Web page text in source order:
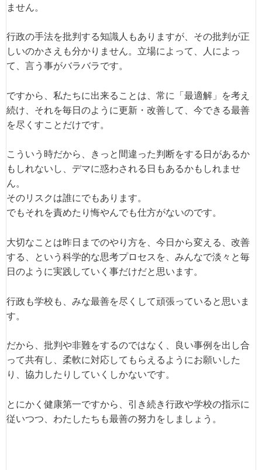
ません。
行政の手法を批判する知識人もありますが、その批判が正
しいのかさえも分かりません。立場によって、人によっ
て、言う事がバラバラです。
ですから、私たちに出来ることは、常に「最適解」を考え
続け、それを毎日のように更新・改善して、今できる最善
を尽くすことだけです。
こういう時だから、きっと間違った判断をする日があるか
もしれないし、デマに惑わされる日もあるかもしれませ
ん。
そのリスクは誰にでもあります。
でもそれを責めたり悔やんでも仕方がないのです。
大切なことは昨日までのやり方を、今日から変える、改善
する、という科学的な思考プロセスを、みんなで淡々と毎
日のように実践していく事だけだと思います。
行政も学校も、みな最善を尽くして頑張っていると思いま
す。
だから、批判や非難をするのではなく、良い事例を出し合
って共有し、柔軟に対応してもらえるようにお願いした
り、協力したりしていくしかないです。
とにかく健康第一ですから、引き続き行政や学校の指示に
従いつつ、わたしたちも最善の努力をしましょう。